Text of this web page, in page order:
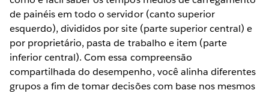
de painéis em todo o servidor (canto superior
esquerdo), divididos por site (parte superior central) e
por proprietário, pasta de trabalho e item (parte
inferior central). Com essa compreensão
compartilhada do desempenho, você alinha diferentes
grupos a fim de tomar decisões com base nos mesmos